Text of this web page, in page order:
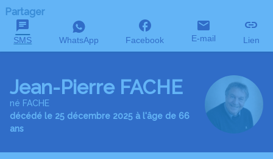
Partager
SMS WhatsApp Facebook E-mail Lien
Jean-Pierre FACHE
né FACHE
décédé le 25 décembre 2025 à l'âge de 66
ans